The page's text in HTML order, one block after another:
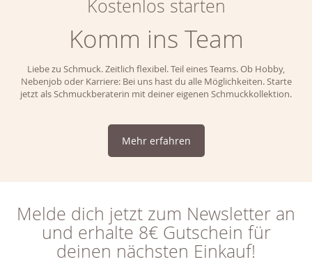
Kostenlos starten
Komm ins Team
Liebe zu Schmuck. Zeitlich flexibel. Teil eines Teams. Ob Hobby,
Nebenjob oder Karriere: Bei uns hast du alle Möglichkeiten. Starte
jetzt als Schmuckberaterin mit deiner eigenen Schmuckkollektion.
Mehr erfahren
Melde dich jetzt zum Newsletter an
und erhalte 8€ Gutschein für
deinen nächsten Einkauf!